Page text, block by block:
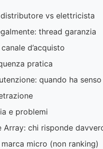
distributore vs elettricista
thread garanzia
d’acquisto
pratica
quando ha senso
e problemi
Array: chi risponde
micro (non ranking)